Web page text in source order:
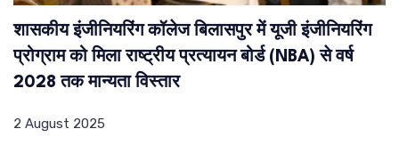
शासकीय इंजीनियरिंग कॉलेज बिलासपुर में यूजी इंजीनियरिंग
प्रोग्राम को मिला राष्ट्रीय प्रत्यायन बोर्ड (NBA) से वर्ष
2028 तक मान्यता विस्तार
2 August 2025